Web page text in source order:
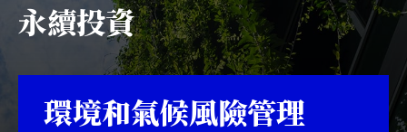
投資教育
服務中心
永續投資
環境和氣候風險管理